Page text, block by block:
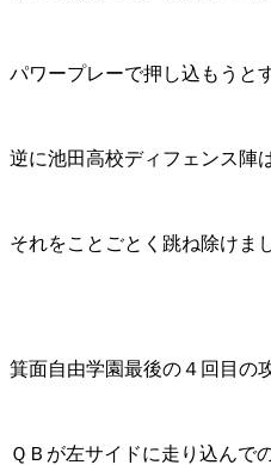
パワープレーで押し込もうと
逆に池田高校ディフェンス陣
それをことごとく跳ね除けま
箕面自由学園最後の４回目の
ＱＢが左サイドに走り込んで